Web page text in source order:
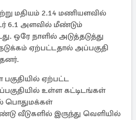
மதியம் 2.14 மணியளவில்
6.1 அளவில் மீண்டும்
ஒரே நாளில் அடுத்தடுத்து
ஏற்பட்டதால் அப்பகுதி
ஏற்பட்ட
உள்ள கட்டிடங்கள்
பொதுமக்கள்
வீடுகளில் இருந்து வெளியில்